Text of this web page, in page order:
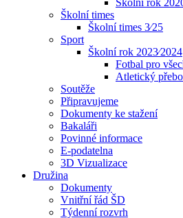
Školní rok
Školní times
Školní times 3⁄25
Sport
Školní rok 2023⁄2024
Fotbal pro
Atletický
Soutěže
Připravujeme
Dokumenty ke stažení
Bakaláři
Povinné informace
E-podatelna
3D Vizualizace
Družina
Dokumenty
Vnitřní řád ŠD
Týdenní rozvrh